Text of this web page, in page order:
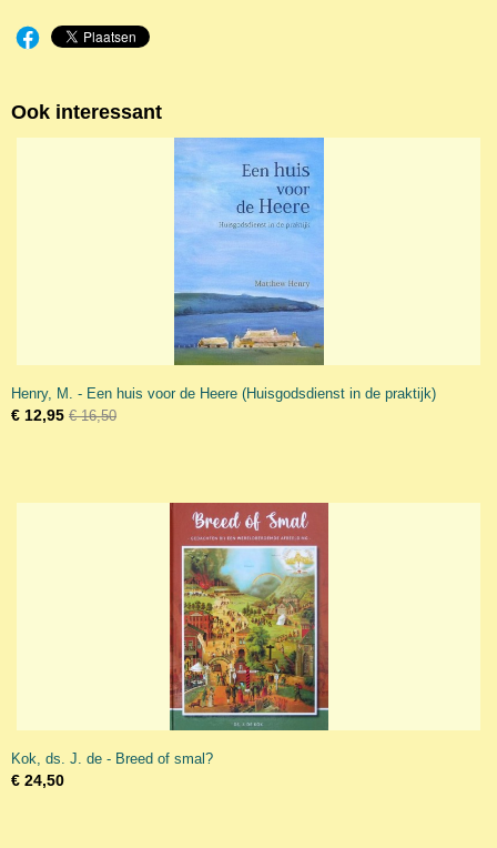
Ook interessant
Henry, M. - Een huis voor de Heere (Huisgodsdienst in de praktijk)
€ 12,95 € 16,50
Kok, ds. J. de - Breed of smal?
€ 24,50